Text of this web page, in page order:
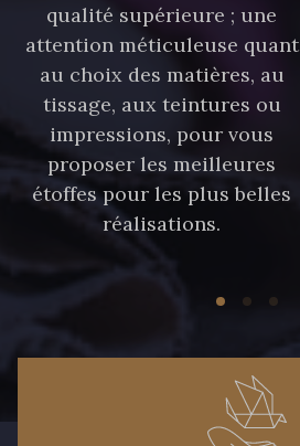
qualité supérieure ; une
attention méticuleuse quant
au choix des matières, au
tissage, aux teintures ou
impressions, pour vous
proposer les meilleures
étoffes pour les plus belles
réalisations.